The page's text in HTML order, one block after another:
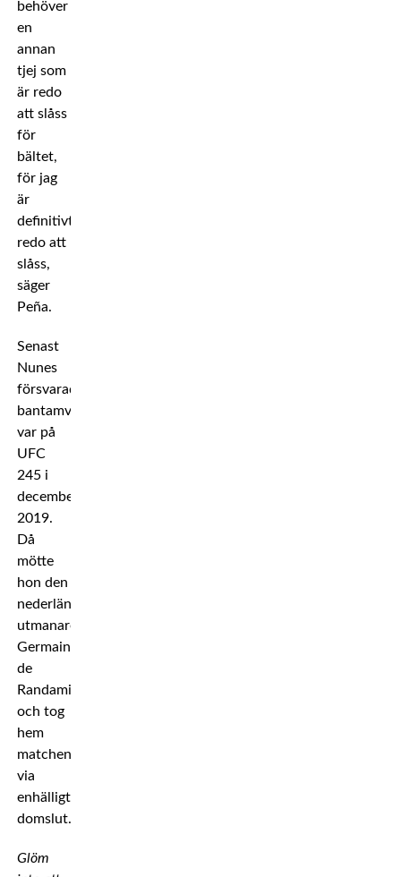
behöver
en
annan
tjej som
är redo
att slåss
för
bältet,
för jag
är
definitivt
redo att
slåss,
säger
Peña.
Senast
Nunes
försvarade
bantamviktsbältet
var på
UFC
245 i
december
2019.
Då
mötte
hon den
nederländska
utmanaren
Germaine
de
Randamie
och tog
hem
matchen
via
enhälligt
domslut.
Glöm